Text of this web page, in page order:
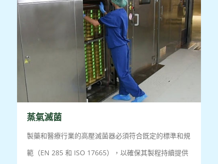
蒸氣滅菌
製藥和醫療行業的高壓滅菌器必須符合既定的標準和規
範（EN 285 和 ISO 17665），以確保其製程持續提供